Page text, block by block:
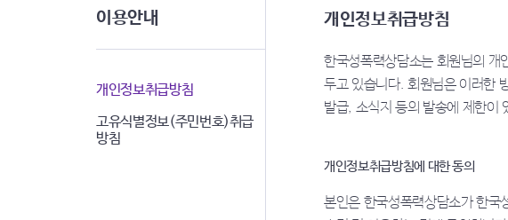
오시는길
정관·규정·약속
비전선언문
교육 문의
이용안내
개인정보취급방침
고유식별정보(주민번호)취급
방침
개인정보취급방침
한국성폭력상담소는 회원님의 개
두고 있습니다. 회원님은 이러한
발급, 소식지 등의 발송에 제한이
개인정보취급방침에 대한 동의
본인은 한국성폭력상담소가 한